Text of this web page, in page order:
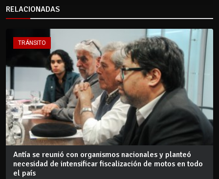
RELACIONADAS
TRÁNSITO
Antía se reunió con organismos nacionales y planteó
necesidad de intensificar fiscalización de motos en todo
el país